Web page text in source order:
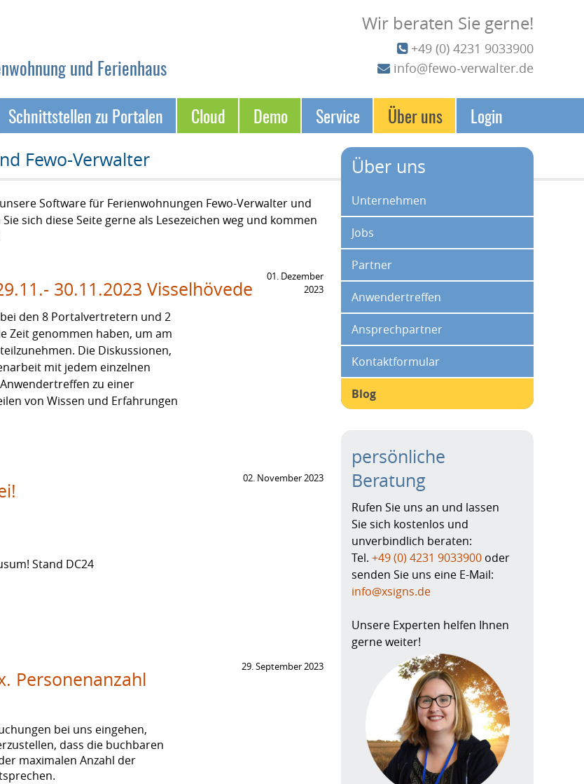
und Ferienhaus
Wir beraten Sie gerne!
+49 (0) 4231 9033900
info@fewo-verwalter.de
Schnittstellen zu Portalen Cloud Demo Service Über uns Login
Fewo-Verwalter
Software für Ferienwohnungen Fewo-Verwalter und
sich diese Seite gerne als Lesezeichen weg und kommen
30.11.2023 Visselhövede
01. Dezember
2023
den 8 Portalvertretern und 2
Zeit genommen haben, um am
Die Diskussionen,
mit jedem einzelnen
zu einer
von Wissen und Erfahrungen
02. November 2023
Stand DC24
Personenanzahl
29. September 2023
bei uns eingehen,
dass die buchbaren
maximalen Anzahl der
Über uns
Navigation überspringen
Unternehmen
Jobs
Partner
Anwendertreffen
Ansprechpartner
Kontaktformular
Blog
persönliche
Beratung
Rufen Sie uns an und lassen
Sie sich kostenlos und
unverbindlich beraten:
Tel. +49 (0) 4231 9033900 oder
senden Sie uns eine E-Mail:
info@xsigns.de
Unsere Experten helfen Ihnen
gerne weiter!